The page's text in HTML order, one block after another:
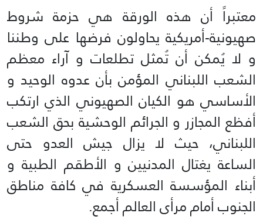
معتبراً أن هذه الورقة هي حزمة شروط
صهيونية-أمريكية يحاولون فرضها على وطننا
و لا يُمكن أن تُمثل تطلعات و آراء معظم
الشعب اللبناني المؤمن بأن عدوه الوحيد و
الأساسي هو الكيان الصهيوني الذي ارتكب
أفظع المجازر و الجرائم الوحشية بحق الشعب
اللبناني، حيث لا يزال جيش العدو حتى
الساعة يغتال المدنيين و الأطقم الطبية و
أبناء المؤسسة العسكرية في كافة مناطق
الجنوب أمام مرأى العالم أجمع.